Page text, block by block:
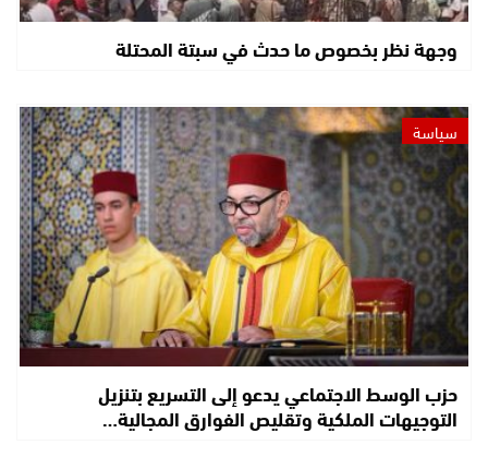
وجهة نظر بخصوص ما حدث في سبتة المحتلة
سياسة
حزب الوسط الاجتماعي يدعو إلى التسريع بتنزيل
التوجيهات الملكية وتقليص الفوارق المجالية…